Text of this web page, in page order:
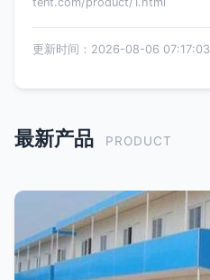
更新时间：2026-08-06 07:17:03
最新产品 PRODUCT